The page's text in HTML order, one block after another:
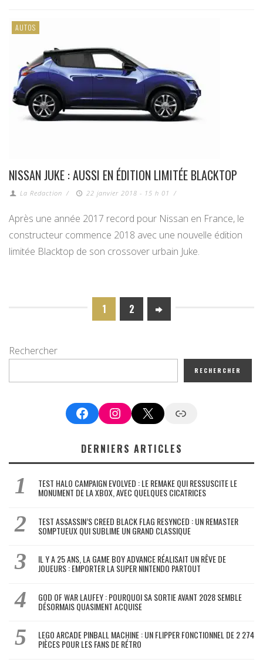
AUTOS
NISSAN JUKE : AUSSI EN ÉDITION LIMITÉE BLACKTOP
La Redaction / 22 janvier 2018 - 15 h 01 /
Après une année 2017 record pour Nissan en France, le
constructeur commence 2018 avec une nouvelle édition
limitée Blacktop de son crossover urbain Juke.
1 2
Rechercher
RECHERCHER
FacebookInstagram
X Google News
DERNIERS ARTICLES
TEST HALO CAMPAIGN EVOLVED : LE REMAKE QUI RESSUSCITE LE
MONUMENT DE LA XBOX, AVEC QUELQUES CICATRICES
TEST ASSASSIN’S CREED BLACK FLAG RESYNCED : UN REMASTER
SOMPTUEUX QUI SUBLIME UN GRAND CLASSIQUE
IL Y A 25 ANS, LA GAME BOY ADVANCE RÉALISAIT UN RÊVE DE
JOUEURS : EMPORTER LA SUPER NINTENDO PARTOUT
GOD OF WAR LAUFEY : POURQUOI SA SORTIE AVANT 2028 SEMBLE
DÉSORMAIS QUASIMENT ACQUISE
LEGO ARCADE PINBALL MACHINE : UN FLIPPER FONCTIONNEL DE 2 274
PIÈCES POUR LES FANS DE RÉTRO